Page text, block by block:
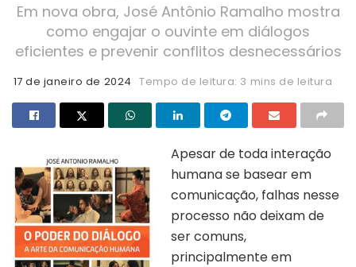
Em nova obra, José Antônio Ramalho mostra
como engajar o ouvinte em diálogos
eficientes e prevenir conflitos desnecessários
17 de janeiro de 2024 Tempo de leitura: 3 mins de leitura
Apesar de toda interação
humana se basear em
comunicação, falhas nesse
processo não deixam de
ser comuns,
principalmente em